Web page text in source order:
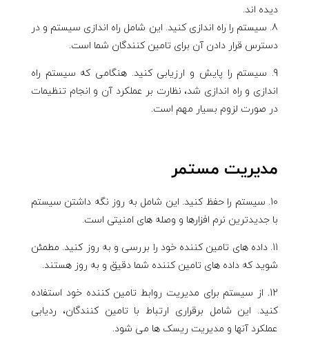
دیده اند.
سیستم را راه اندازی کنید. این شامل راه اندازی سیستم و در
دسترس قرار دادن آن برای تامین کنندگان شما است.
سیستم را پایش و ارزیابی کنید. هنگامی که سیستم راه
اندازی و راه اندازی شد، نظارت بر عملکرد آن و انجام تنظیمات
در صورت لزوم بسیار مهم است.
مدیریت مستمر
سیستم را حفظ کنید. این شامل به روز نگه داشتن سیستم
با جدیدترین نرم افزارها و وصله های امنیتی است.
داده های تامین کننده خود را بررسی و به روز کنید. مطمئن
شوید که داده های تامین کننده شما دقیق و به روز هستند.
از سیستم برای مدیریت روابط تامین کننده خود استفاده
کنید. این شامل برقراری ارتباط با تامین کنندگان، ردیابی
عملکرد آنها و مدیریت ریسک ها می شود.